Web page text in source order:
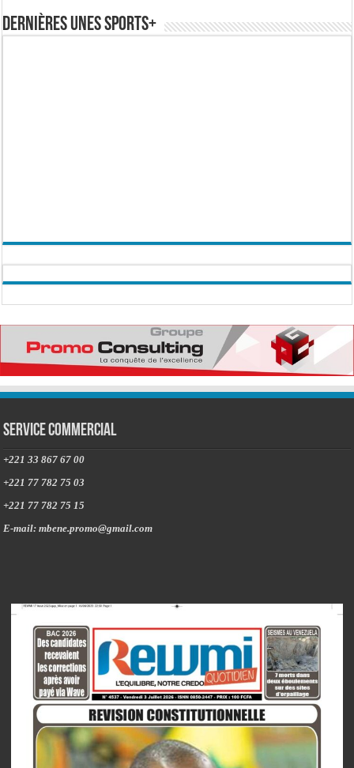
Dernières Unes Sports+
Service commercial
+221 33 867 67 00
+221 77 782 75 03
+221 77 782 75 15
E-mail: mbene.promo@gmail.com